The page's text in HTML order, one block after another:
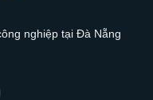
nghiệp tại Đà Nẵng